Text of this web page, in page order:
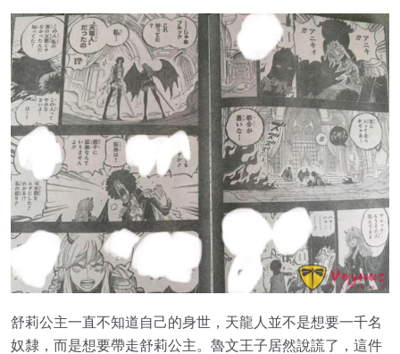
舒莉公主一直不知道自己的身世，天龍人並不是想要一千名
奴隸，而是想要帶走舒莉公主。魯文王子居然說謊了，這件